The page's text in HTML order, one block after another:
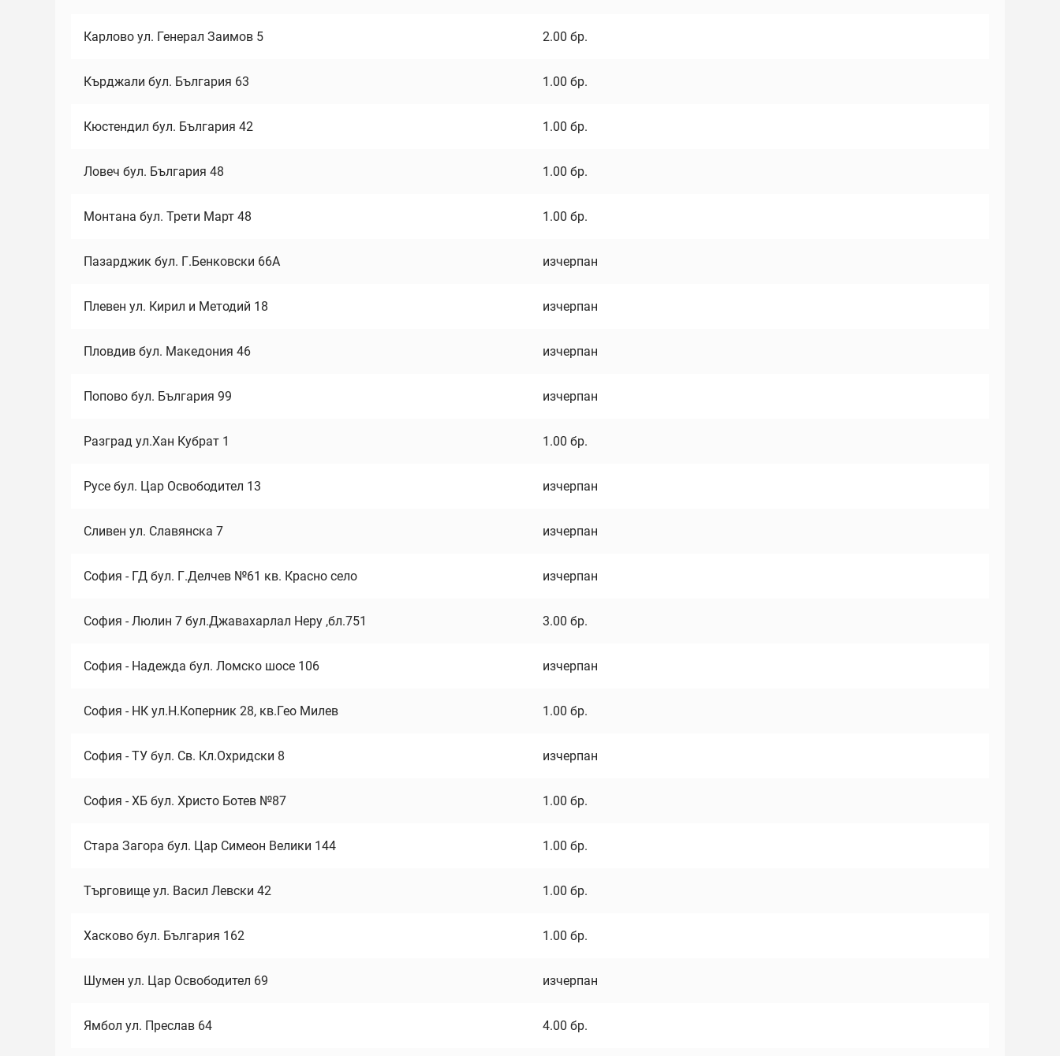
Карлово ул. Генерал Заимов 5 2.00 бр.
Кърджали бул. България 63 1.00 бр.
Кюстендил бул. България 42 1.00 бр.
Ловеч бул. България 48 1.00 бр.
Монтана бул. Трети Март 48 1.00 бр.
Пазарджик бул. Г.Бенковски 66А изчерпан
Плевен ул. Кирил и Методий 18 изчерпан
Пловдив бул. Македония 46 изчерпан
Попово бул. България 99 изчерпан
Разград ул.Хан Кубрат 1 1.00 бр.
Русе бул. Цар Освободител 13 изчерпан
Сливен ул. Славянска 7 изчерпан
София - ГД бул. Г.Делчев №61 кв. Красно село изчерпан
София - Люлин 7 бул.Джавахарлал Неру ,бл.751 3.00 бр.
София - Надежда бул. Ломско шосе 106 изчерпан
София - НК ул.Н.Коперник 28, кв.Гео Милев 1.00 бр.
София - ТУ бул. Св. Кл.Охридски 8 изчерпан
София - ХБ бул. Христо Ботев №87 1.00 бр.
Стара Загора бул. Цар Симеон Велики 144 1.00 бр.
Търговище ул. Васил Левски 42 1.00 бр.
Хасково бул. България 162 1.00 бр.
Шумен ул. Цар Освободител 69 изчерпан
Ямбол ул. Преслав 64 4.00 бр.